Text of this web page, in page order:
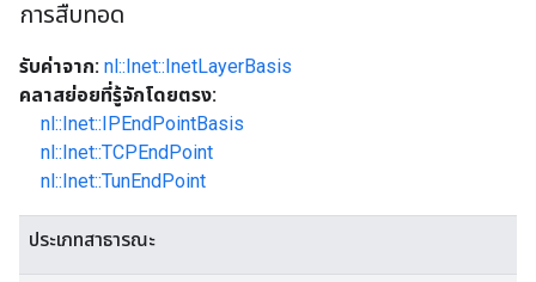
การสืบทอด
รับค่าจาก: nl::Inet::InetLayerBasis
คลาสย่อยที่รู้จักโดยตรง:
nl::Inet::IPEndPointBasis
nl::Inet::TCPEndPoint
nl::Inet::TunEndPoint
ประเภทสาธารณะ